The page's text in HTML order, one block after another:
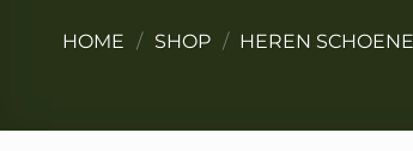
HOME / SHOP / HEREN